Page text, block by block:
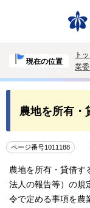
現在の位置
ト
業
農地を所有・
ページ番号1011188
農地を所有・貸借す
法人の報告等）の規
令で定める事項を農